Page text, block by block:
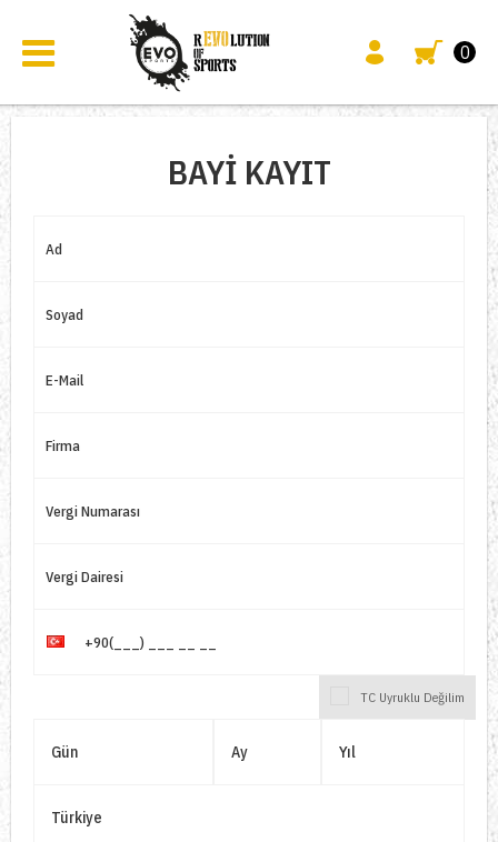
0
BAYI KAYIT
Ad
Soyad
E-Mail
Firma
Vergi Numarası
Vergi Dairesi
+90(___) ___ __ __
TC Uyruklu Değilim